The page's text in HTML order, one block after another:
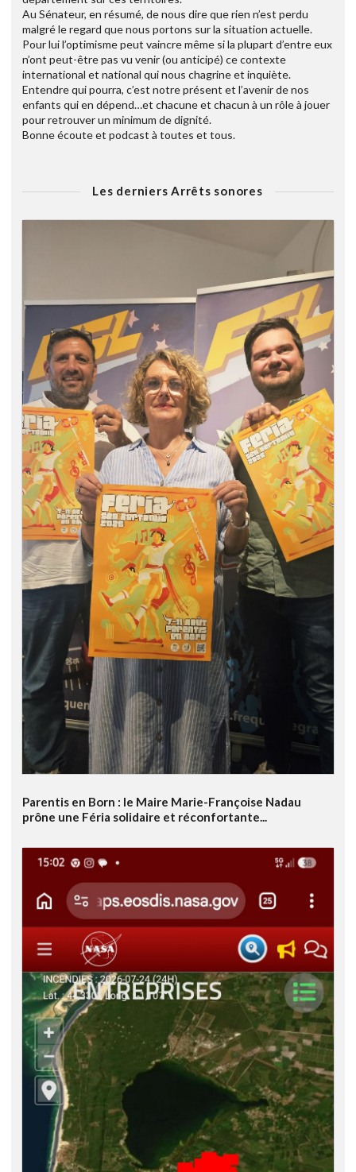
Au Sénateur, en résumé, de nous dire que rien n’est perdu
malgré le regard que nous portons sur la situation actuelle.
Pour lui l’optimisme peut vaincre même si la plupart d’entre eux
n’ont peut-être pas vu venir (ou anticipé) ce contexte
international et national qui nous chagrine et inquiète.
Entendre qui pourra, c’est notre présent et l’avenir de nos
enfants qui en dépend…et chacune et chacun à un rôle à jouer
pour retrouver un minimum de dignité.
Bonne écoute et podcast à toutes et tous.
Les derniers Arrêts sonores
Parentis en Born : le Maire Marie-Françoise Nadau
prône une Féria solidaire et réconfortante...